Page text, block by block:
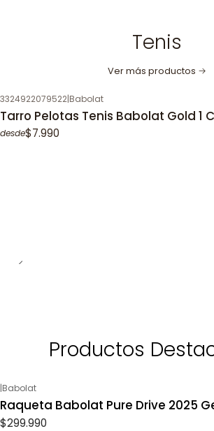
Tenis
Ver más productos
3324922079522|Babolat
Tarro Pelotas Tenis Babolat Gold 1
desde$7.990
Productos
|Babolat
Raqueta Babolat Pure Drive 2025
$299.990